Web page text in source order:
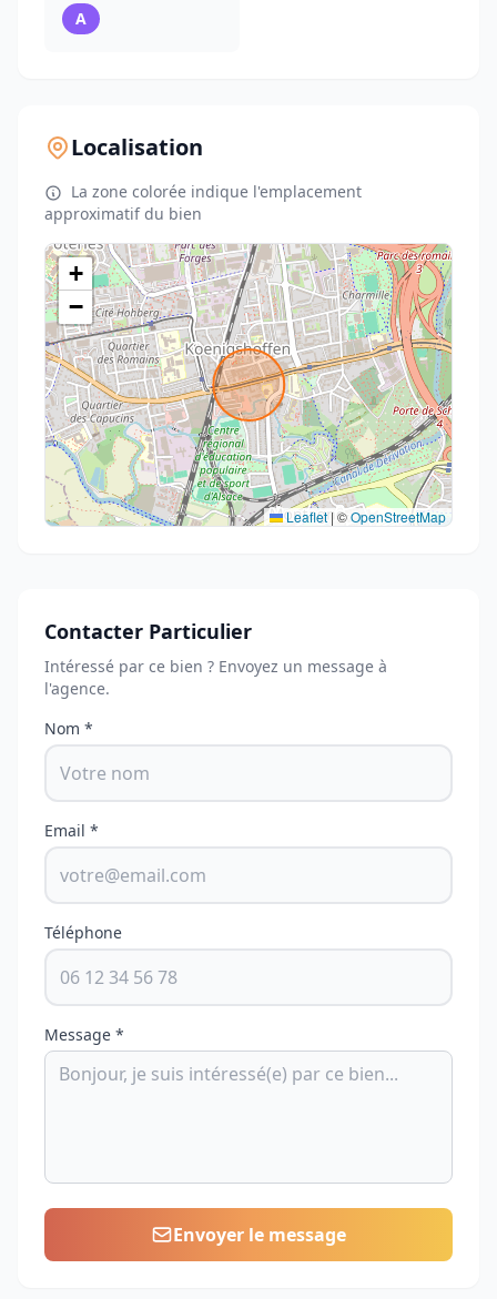
A
Localisation
La zone colorée indique l'emplacement
approximatif du bien
+
−
Leaflet|©OpenStreetMap
Contacter Particulier
Intéressé par ce bien ? Envoyez un message à
l'agence.
Nom *
Email *
Téléphone
Message *
Envoyer le message